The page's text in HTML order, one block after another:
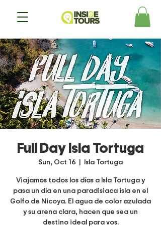
Full Day Isla Tortuga
Sun, Oct 16
  |
Isla Tortuga
Viajamos todos los días a Isla Tortuga y
pasa un día en una paradisiaca isla en el
Golfo de Nicoya. El agua de color azulada
y su arena clara, hacen que sea un
destino ideal para vos.